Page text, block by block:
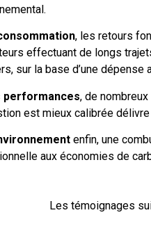
, les retours
effectuant de longs
sur la base d’une
performances, de
est mieux calibrée
enfin, une
aux économies de
Les témoignages